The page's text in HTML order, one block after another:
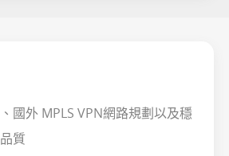
國外 MPLS VPN網路規劃以及穩
質